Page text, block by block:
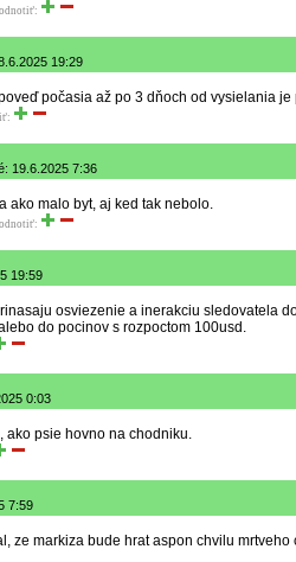
19:29
počasia až po 3 dňoch od vysielania
19.6.2025 7:36
ako malo byt, aj ked tak nebolo.
19:59
osviezenie a inerakciu sledovatela
do pocinov s rozpoctom 100usd.
0:03
ako psie hovno na chodniku.
7:59
ze markiza bude hrat aspon chvilu